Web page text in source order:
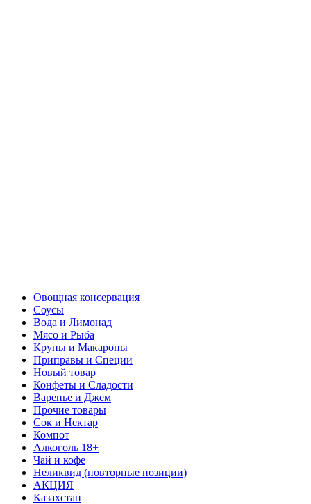
Овощная консервация
Соусы
Вода и Лимонад
Мясо и Рыба
Крупы и Макароны
Приправы и Специи
Новый товар
Конфеты и Сладости
Варенье и Джем
Прочие товары
Сок и Нектар
Компот
Алкоголь 18+
Чай и кофе
Неликвид (повторные позиции)
АКЦИЯ
Казахстан